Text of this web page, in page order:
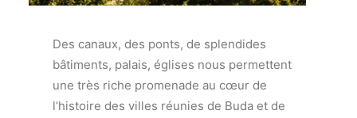
Des canaux, des ponts, de splendides
bâtiments, palais, églises nous permettent
une très riche promenade au cœur de
l’histoire des villes réunies de Buda et de